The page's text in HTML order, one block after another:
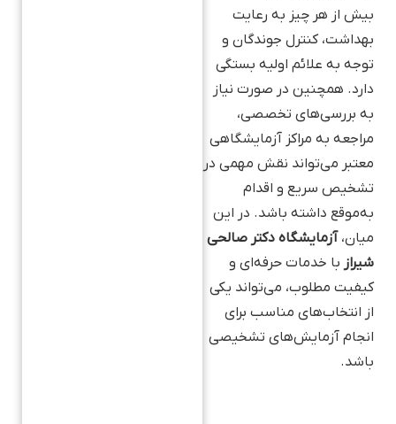
بیش از هر چیز به رعایت
بهداشت، کنترل جوندگان و
توجه به علائم اولیه بستگی
دارد. همچنین در صورت نیاز
به بررسی‌های تخصصی،
مراجعه به مراکز آزمایشگاهی
معتبر می‌تواند نقش مهمی در
تشخیص سریع و اقدام
به‌موقع داشته باشد. در این
میان،آزمایشگاه دکتر صالحی
شیراز با خدمات حرفه‌ای و
کیفیت مطلوب، می‌تواند یکی
از انتخاب‌های مناسب برای
انجام آزمایش‌های تشخیصی
باشد.